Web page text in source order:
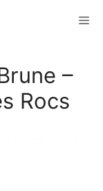
–
Rocs